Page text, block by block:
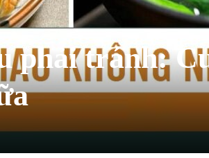
phải tránh: